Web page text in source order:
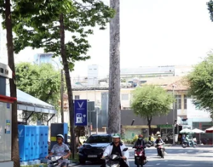
Hào #Làm giả giấy tờ
#Bệnh viện